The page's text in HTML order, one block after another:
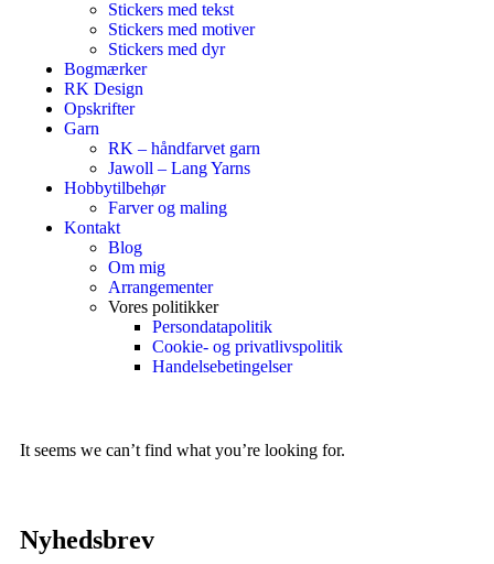
Stickers med tekst
Stickers med motiver
Stickers med dyr
Bogmærker
RK Design
Opskrifter
Garn
RK – håndfarvet garn
Jawoll – Lang Yarns
Hobbytilbehør
Farver og maling
Kontakt
Blog
Om mig
Arrangementer
Vores politikker
Persondatapolitik
Cookie- og privatlivspolitik
Handelsebetingelser
It seems we can’t find what you’re looking for.
Nyhedsbrev